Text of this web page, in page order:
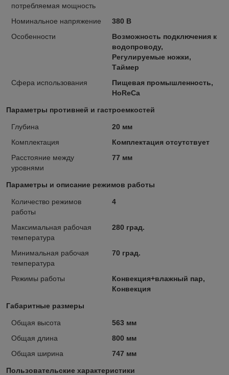
потребляемая мощность
Номинальное напряжение
380 В
Особенности
Возможность подключения к
водопроводу,
Регулируемые ножки,
Таймер
Сфера использования
Пищевая промышленность,
HoReCa
Параметры противней и гастроемкостей
Глубина
20 мм
Комплектация
Комплектация отсутствует
Расстояние между
уровнями
77 мм
Параметры и описание режимов работы
Количество режимов
работы
4
Максимальная рабочая
температура
280 град.
Минимальная рабочая
температура
70 град.
Режимы работы
Конвекция+влажный пар,
Конвекция
Габаритные размеры
Общая высота
563 мм
Общая длина
800 мм
Общая ширина
747 мм
Пользовательские характеристики